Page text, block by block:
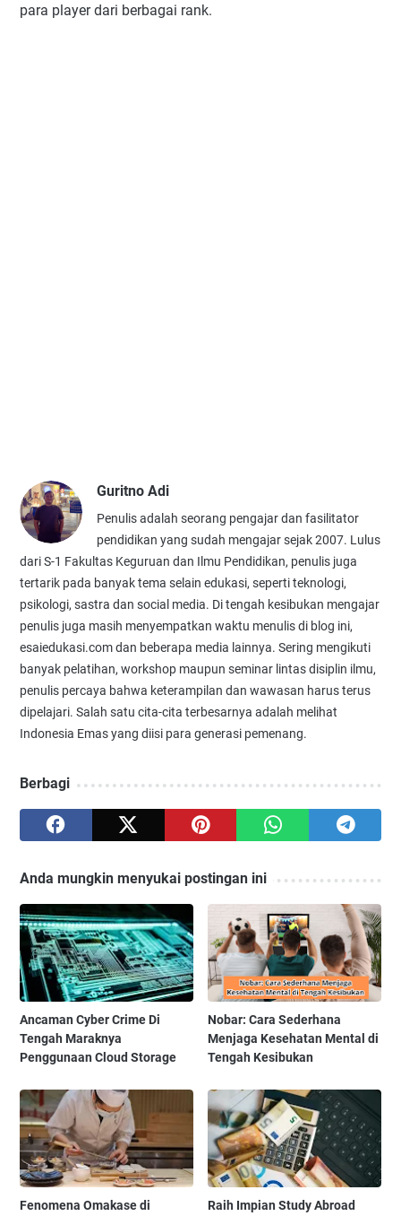
para player dari berbagai rank.
Guritno Adi
Penulis adalah seorang pengajar dan fasilitator
pendidikan yang sudah mengajar sejak 2007. Lulus
dari S-1 Fakultas Keguruan dan Ilmu Pendidikan, penulis juga
tertarik pada banyak tema selain edukasi, seperti teknologi,
psikologi, sastra dan social media. Di tengah kesibukan mengajar
penulis juga masih menyempatkan waktu menulis di blog ini,
esaiedukasi.com dan beberapa media lainnya. Sering mengikuti
banyak pelatihan, workshop maupun seminar lintas disiplin ilmu,
penulis percaya bahwa keterampilan dan wawasan harus terus
dipelajari. Salah satu cita-cita terbesarnya adalah melihat
Indonesia Emas yang diisi para generasi pemenang.
Berbagi
Anda mungkin menyukai postingan ini
Ancaman Cyber Crime Di
Tengah Maraknya
Penggunaan Cloud Storage
Nobar: Cara Sederhana
Menjaga Kesehatan Mental di
Tengah Kesibukan
Fenomena Omakase di Raih Impian Study Abroad